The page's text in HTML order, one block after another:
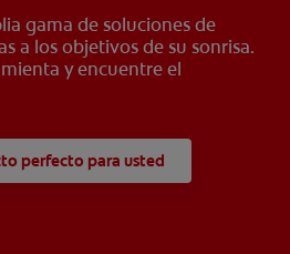
gama de soluciones de
a los objetivos de su sonrisa.
y encuentre el
perfecto para usted